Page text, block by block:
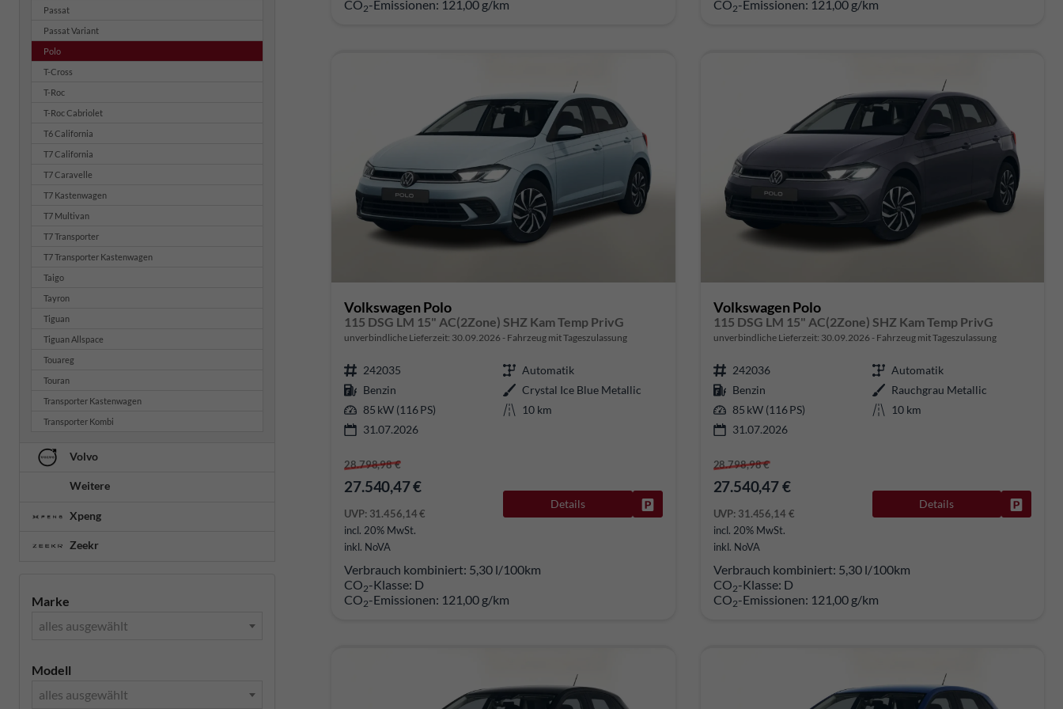
CO2-Emissionen: 121,00 g/km
CO2-Emissionen: 121,00 g/km
Volkswagen Polo
115 DSG LM 15" AC(2Zone) SHZ Kam Temp PrivG
unverbindliche Lieferzeit: 30.09.2026 Fahrzeug mit Tageszulassung
242035
Automatik
Benzin
Crystal Ice Blue Metallic
85 kW (116 PS)
10 km
31.07.2026
28.798,98 €
27.540,47 €
UVP: 31.456,14 €
incl. 20% MwSt.
inkl. NoVA
Details
Verbrauch kombiniert: 5,30 l/100km
CO2-Klasse: D
CO2-Emissionen: 121,00 g/km
Volkswagen Polo
115 DSG LM 15" AC(2Zone) SHZ Kam Temp PrivG
unverbindliche Lieferzeit: 30.09.2026 Fahrzeug mit Tageszulassung
242036
Automatik
Benzin
Rauchgrau Metallic
85 kW (116 PS)
10 km
31.07.2026
28.798,98 €
27.540,47 €
UVP: 31.456,14 €
incl. 20% MwSt.
inkl. NoVA
Details
Verbrauch kombiniert: 5,30 l/100km
CO2-Klasse: D
CO2-Emissionen: 121,00 g/km
Passat
Passat Variant
Polo
T-Cross
T-Roc
T-Roc Cabriolet
T6 California
T7 California
T7 Caravelle
T7 Kastenwagen
T7 Multivan
T7 Transporter
T7 Transporter Kastenwagen
Taigo
Tayron
Tiguan
Tiguan Allspace
Touareg
Touran
Transporter Kastenwagen
Transporter Kombi
Volvo
Weitere
Xpeng
Zeekr
Marke
alles ausgewählt
Modell
alles ausgewählt